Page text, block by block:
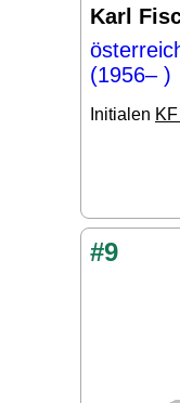
Karl
(1956– )
Initialen
#9